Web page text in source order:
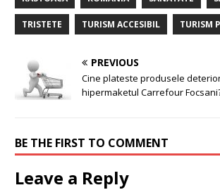
TRISTETE TURISM ACCESIBIL TURISM
PREVIOUS
Cine plateste produsele
hipermaketul Carrefour
BE THE FIRST TO COMMENT
Leave a Reply